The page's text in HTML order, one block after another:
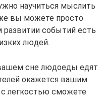
научиться мыслить
вы можете просто
развитии событий есть
людей.
сне людоеды едят
окажется вашим
легкостью сможете